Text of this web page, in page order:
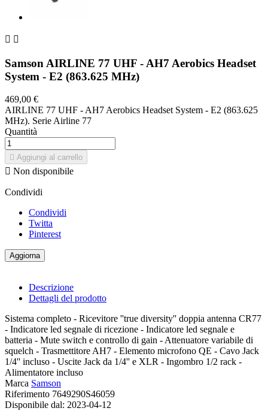
 
Samson AIRLINE 77 UHF - AH7 Aerobics Headset
System - E2 (863.625 MHz)
469,00 €
AIRLINE 77 UHF - AH7 Aerobics Headset System - E2 (863.625
MHz). Serie Airline 77
Quantità
 Aggiungi al carrello
 Non disponibile
Condividi
Condividi
Twitta
Pinterest
Descrizione
Dettagli del prodotto
Sistema completo - Ricevitore ''true diversity'' doppia antenna CR77
- Indicatore led segnale di ricezione - Indicatore led segnale e
batteria - Mute switch e controllo di gain - Attenuatore variabile di
squelch - Trasmettitore AH7 - Elemento microfono QE - Cavo Jack
1/4'' incluso - Uscite Jack da 1/4'' e XLR - Ingombro 1/2 rack -
Alimentatore incluso
Marca Samson
Riferimento 7649290S46059
Disponibile dal: 2023-04-12